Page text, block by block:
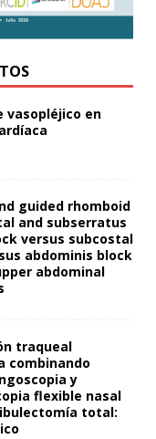
vasopléjico en
guided rhomboid
and subserratus
versus subcostal
abdominis block
abdominal
traqueal
combinando
y
flexible nasal
total: